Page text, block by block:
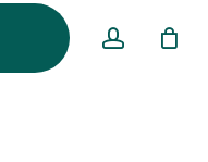
CLOSE
Menu